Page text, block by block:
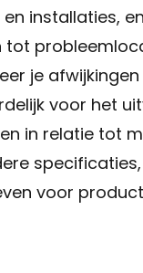
installaties,
je
voor het
in relatie tot
voor